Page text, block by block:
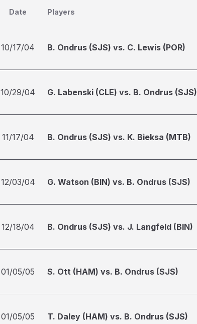
Date Players
10/17/04 B. Ondrus (SJS) vs. C. Lewis (POR)
10/29/04 G. Labenski (CLE) vs. B. Ondrus (SJS)
11/17/04 B. Ondrus (SJS) vs. K. Bieksa (MTB)
12/03/04 G. Watson (BIN) vs. B. Ondrus (SJS)
12/18/04 B. Ondrus (SJS) vs. J. Langfeld (BIN)
01/05/05 S. Ott (HAM) vs. B. Ondrus (SJS)
01/05/05 T. Daley (HAM) vs. B. Ondrus (SJS)